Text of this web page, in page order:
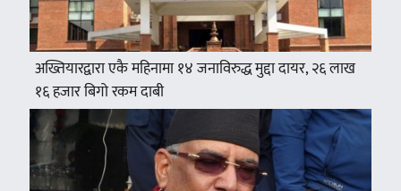
अख्तियारद्वारा एकै महिनामा १४ जनाविरुद्ध मुद्दा दायर, २६ लाख
१६ हजार बिगो रकम दाबी